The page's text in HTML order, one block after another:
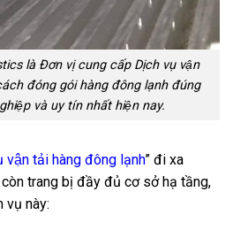
là Đơn vị cung cấp Dịch vụ vận
đóng gói hàng đông lạnh đúng
và uy tín nhất hiện nay.
vận tải hàng đông lạnh” đi xa
trang bị đầy đủ cơ sở hạ tầng,
vụ này: